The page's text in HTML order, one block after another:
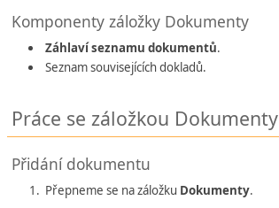
Komponenty záložky Dokumenty
Záhlaví seznamu dokumentů.
Seznam souvisejících dokladů.
Práce se záložkou Dokumenty
Přidání dokumentu
Přepneme se na záložku Dokumenty.